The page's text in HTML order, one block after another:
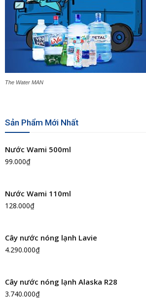
The Water MAN
Sản Phẩm Mới Nhất
Nước Wami 500ml
99.000₫
Nước Wami 110ml
128.000₫
Cây nước nóng lạnh Lavie
4.290.000₫
Cây nước nóng lạnh Alaska R28
3.740.000₫